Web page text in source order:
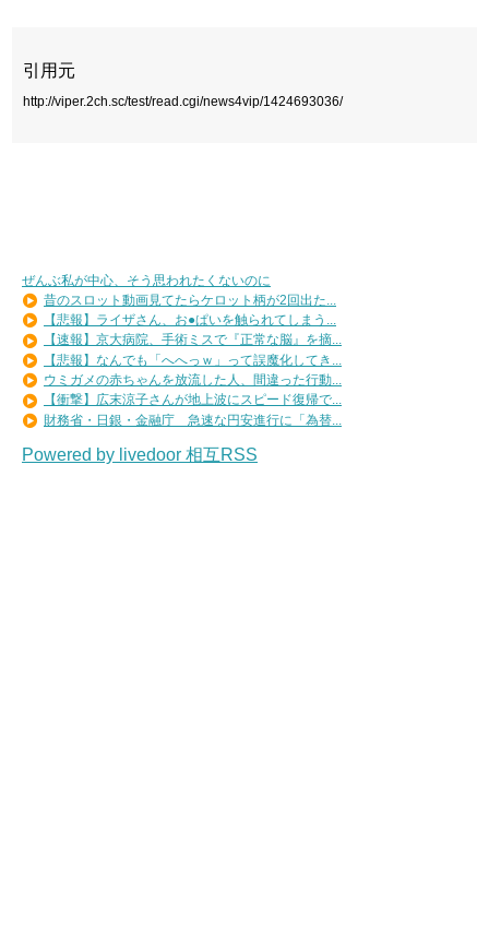
引用元
http://viper.2ch.sc/test/read.cgi/news4vip/1424693036/
ぜんぶ私が中心、そう思われたくないのに
昔のスロット動画見てたらケロット柄が2回出た...
【悲報】ライザさん、お●ぱいを触られてしまう...
【速報】京大病院、手術ミスで『正常な脳』を摘...
【悲報】なんでも「へへっｗ」って誤魔化してき...
ウミガメの赤ちゃんを放流した人、間違った行動...
【衝撃】広末涼子さんが地上波にスピード復帰で...
財務省・日銀・金融庁 急速な円安進行に「為替...
Powered by livedoor 相互RSS